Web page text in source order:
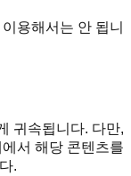
용해서는 안 됩니
귀속됩니다. 다만,
서 해당 콘텐츠를
.